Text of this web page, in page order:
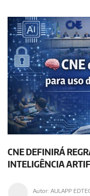
CNE DEFINIRÁ
INTELIGÊNCIA
Autor: AULAPP